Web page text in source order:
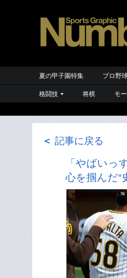
夏の甲子園特集 プロ野
格闘技 将棋 モ
＜ 記事に戻る
「やばいっ
心を掴んだ“